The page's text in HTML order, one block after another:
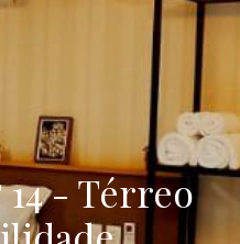
14 - Térreo